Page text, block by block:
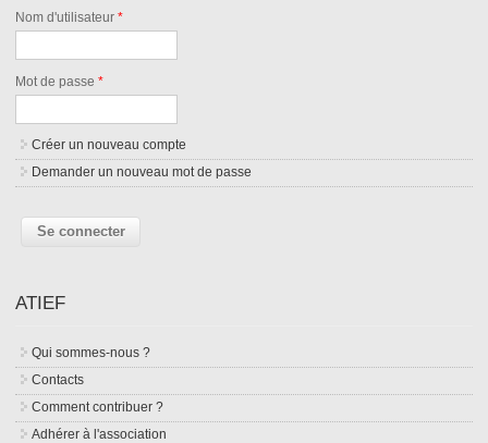
Nom d'utilisateur*
Mot de passe*
Créer un nouveau compte
Demander un nouveau mot de passe
ATIEF
Qui sommes-nous ?
Contacts
Comment contribuer ?
Adhérer à l'association